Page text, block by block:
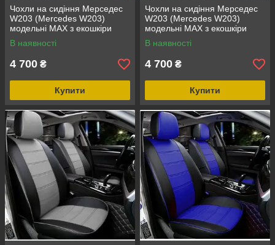
Чохли на сидіння Мерседес
W203 (Mercedes W203)
модельні MAX з екошкіри
В наявності
4 700 ₴
Купити
Чохли на сидіння Мерседес
W203 (Mercedes W203)
модельні MAX з екошкіри
Чорно-бежевий
В наявності
4 700 ₴
Купити